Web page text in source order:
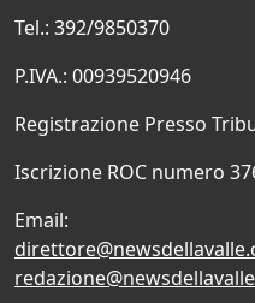
Tel.: 392/9850370
P.IVA.: 00939520946
Registrazione Presso
Iscrizione ROC numero
Email: